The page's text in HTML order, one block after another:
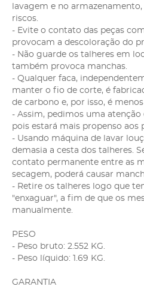
lavagem e no
riscos.
- Evite o contato das peças
provocam a descoloração do
- Não guarde os talheres em
também provoca manchas.
- Qualquer faca,
manter o fio de corte, é
de carbono e, por isso, é
- Assim, pedimos uma atenção
pois estará mais propenso aos
- Usando máquina de lavar
demasia a cesta dos talheres.
contato permanente entre as
secagem, poderá causar
- Retire os talheres logo que
"enxaguar", a fim de que os
manualmente.
PESO
- Peso bruto: 2.552 KG.
- Peso líquido: 1.69 KG.
GARANTIA